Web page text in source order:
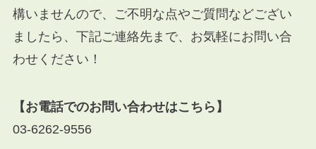
構いませんので、ご不明な点やご質問などござい
ましたら、下記ご連絡先まで、お気軽にお問い合
わせください！
【お電話でのお問い合わせはこちら】
03-6262-9556